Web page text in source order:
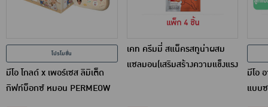
โปรโมชั่น
มีโอ โกลด์ x เพอร์เซส ลิมิเต็ด
กิฟท์บ็อกซ์ หมอน PERMEOW
เคท ครีมมี่ สแน็ครสทูน่าผสม
แซลมอน(เสริมสร้างความแข็งแรง
มีโอ
แบบ